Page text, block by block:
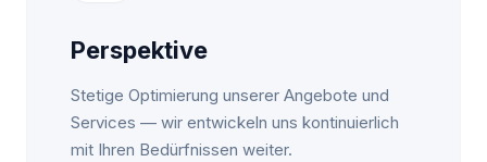
Perspektive
Stetige Optimierung unserer Angebote und
Services — wir entwickeln uns kontinuierlich
mit Ihren Bedürfnissen weiter.